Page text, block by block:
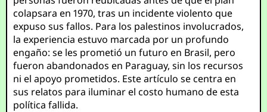
colapsara en 1970, tras un incidente violento que
expuso sus fallos. Para los palestinos involucrados,
la experiencia estuvo marcada por un profundo
engaño: se les prometió un futuro en Brasil, pero
fueron abandonados en Paraguay, sin los recursos
ni el apoyo prometidos. Este artículo se centra en
sus relatos para iluminar el costo humano de esta
política fallida.